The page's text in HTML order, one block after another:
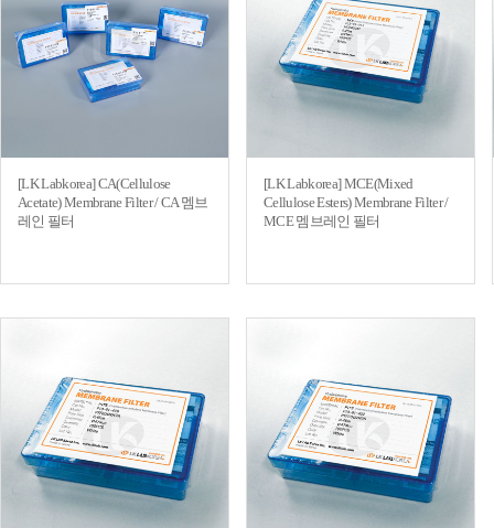
[LK Labkorea] CA(Cellulose
Acetate) Membrane Filter / CA 멤브
레인 필터
[LK Labkorea] MCE(Mixed
Cellulose Esters) Membrane Filter /
MCE 멤브레인 필터